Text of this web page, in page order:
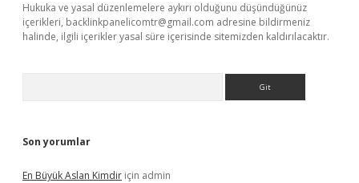
Hukuka ve yasal düzenlemelere aykırı olduğunu düşündüğünüz
içerikleri, backlinkpanelicomtr@gmail.com adresine bildirmeniz
halinde, ilgili içerikler yasal süre içerisinde sitemizden kaldırılacaktır.
Son yorumlar
En Büyük Aslan Kimdir için admin